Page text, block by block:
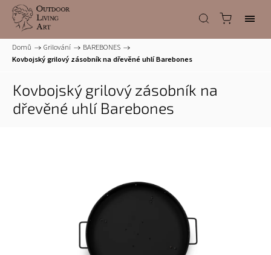
Domů / Grilování / BAREBONES /
Kovbojský grilový zásobník na dřevěné uhlí Barebones
Kovbojský grilový zásobník na
dřevěné uhlí Barebones